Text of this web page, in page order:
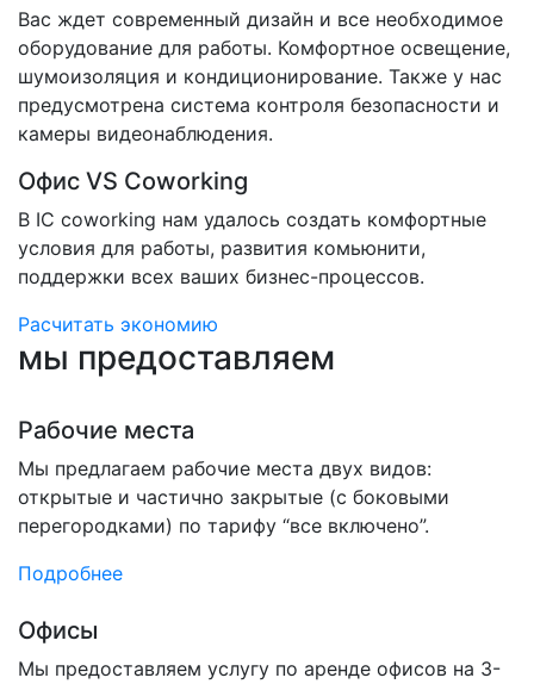
Вас ждет современный дизайн и все необходимое
оборудование для работы. Комфортное освещение,
шумоизоляция и кондиционирование. Также у нас
предусмотрена система контроля безопасности и
камеры видеонаблюдения.
Офис VS Coworking
В IC coworking нам удалось создать комфортные
условия для работы, развития комьюнити,
поддержки всех ваших бизнес-процессов.
Расчитать экономию
мы предоставляем
Рабочие места
Мы предлагаем рабочие места двух видов:
открытые и частично закрытые (с боковыми
перегородками) по тарифу “все включено”.
Подробнее
Офисы
Мы предоставляем услугу по аренде офисов на 3-